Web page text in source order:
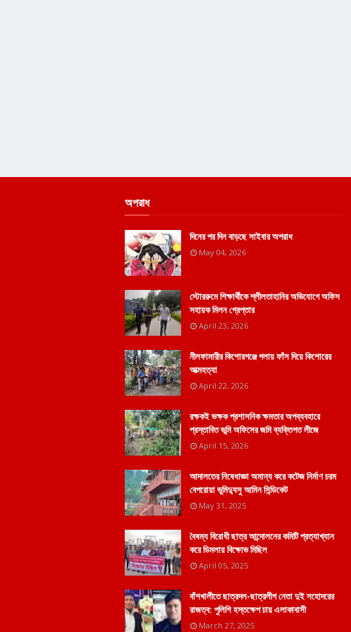
অপরাধ
দিনের পর দিন বাড়ছে সাইবার অপরাধ
May 04, 2026
স্টোররুমে শিক্ষার্থীকে শ্লীলতাহানির অভিযোগে অফিস
সহায়ক মিলন গ্রেপ্তার
April 23, 2026
নীলফামারীর কিশোরগঞ্জে গলায় ফাঁস দিয়ে কিশোরের
আত্মহত্যা
April 22, 2026
রক্ষকই ভক্ষক প্রশাসনিক ক্ষমতার অপব্যবহারে
প্রস্তাবিত ভূমি অফিসের জমি ব্যক্তিগত লীজে
April 15, 2026
আদালতের নিষেধাজ্ঞা অমান্য করে কটেজ নির্মাণ চরম
বেপরোয়া ভুমিদ্যুসু আমিন সিন্ডিকেট
May 31, 2025
বৈষম্য বিরোধী ছাত্র আন্দোলনের কমিটি প্রত্যাখ্যান
করে ডিমলায় বিক্ষোভ মিছিল
April 05, 2025
বাঁশখালীতে ছাত্রদল-ছাত্রলীগ নেতা দুই সহোদরের
রাজত্ব: পুলিশি হস্তক্ষেপ চায় এলাকাবাসী
March 27, 2025